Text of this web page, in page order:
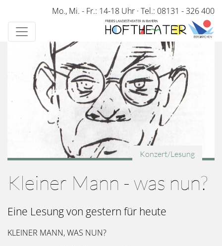
Direkt
zum
Inhalt
Mo., Mi. - Fr.: 14-18 Uhr · Tel.: 08131 - 326 400
Konzert/Lesung
Kleiner Mann - was nun?
Eine Lesung von gestern für heute
KLEINER MANN, WAS NUN?